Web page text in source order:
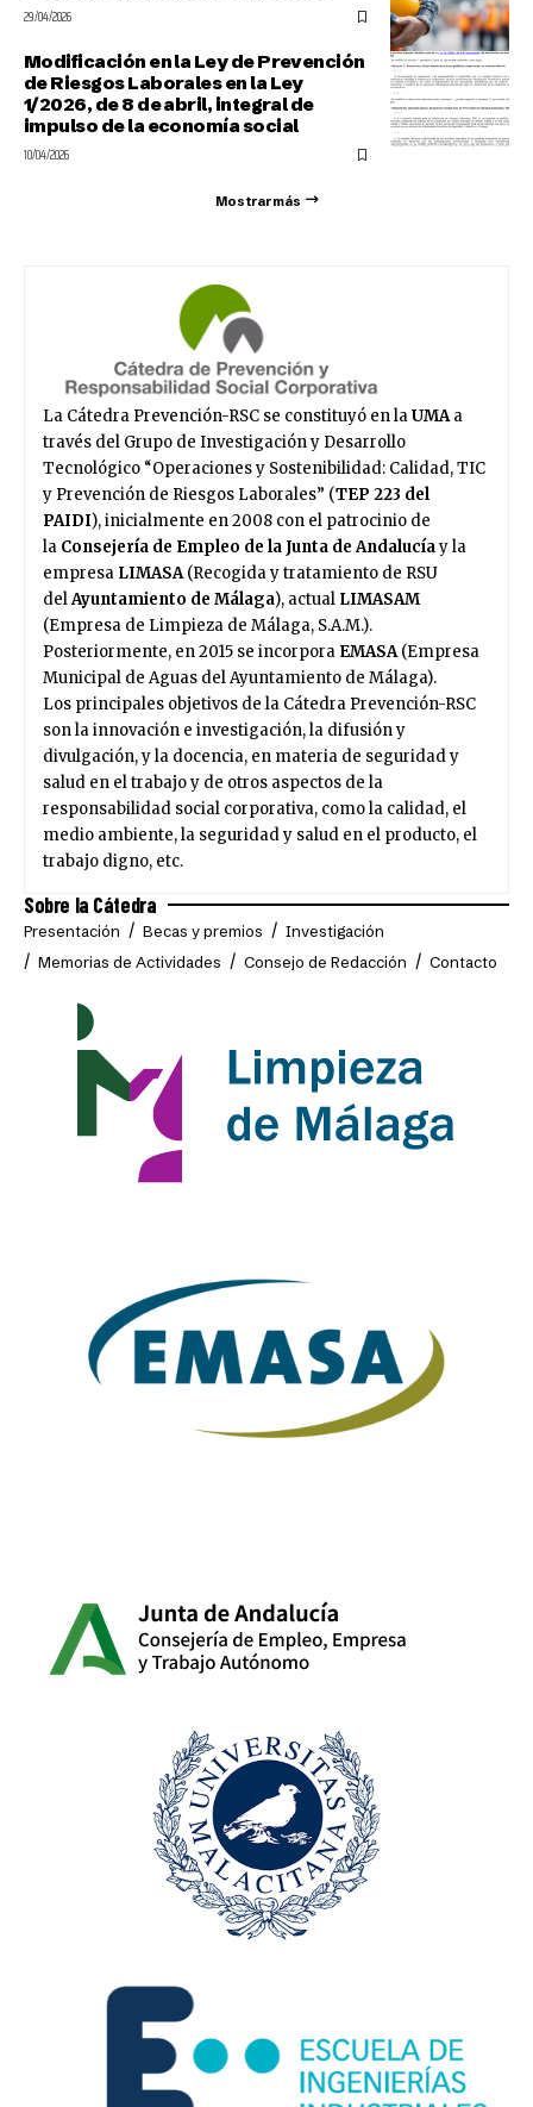
29/04/2026
Modificación en la Ley de Prevención
de Riesgos Laborales en la Ley
1/2026, de 8 de abril, integral de
impulso de la economía social
10/04/2026
Mostrar más
La Cátedra Prevención-RSC se constituyó en laUMAa
través del Grupo de Investigación y Desarrollo
Tecnológico “Operaciones y Sostenibilidad: Calidad, TIC
y Prevención de Riesgos Laborales” (TEP 223 del
PAIDI), inicialmente en 2008 con el patrocinio de
la Consejería de Empleo de la Junta de Andalucíay la
empresa LIMASA(Recogida y tratamiento de RSU
delAyuntamiento de Málaga), actual LIMASAM
(Empresa de Limpieza de Málaga, S.A.M.).
Posteriormente, en 2015 se incorpora EMASA(Empresa
Municipal de Aguas del Ayuntamiento de Málaga).
Los principales objetivos de la Cátedra Prevención-RSC
son la innovación e investigación, la difusión y
divulgación, y la docencia, en materia de seguridad y
salud en el trabajo y de otros aspectos de la
responsabilidad social corporativa, como la calidad, el
medio ambiente, la seguridad y salud en el producto, el
trabajo digno, etc.
Sobre la Cátedra
Presentación Becas y premios
Investigación
Memorias de Actividades
Consejo de Redacción Contacto